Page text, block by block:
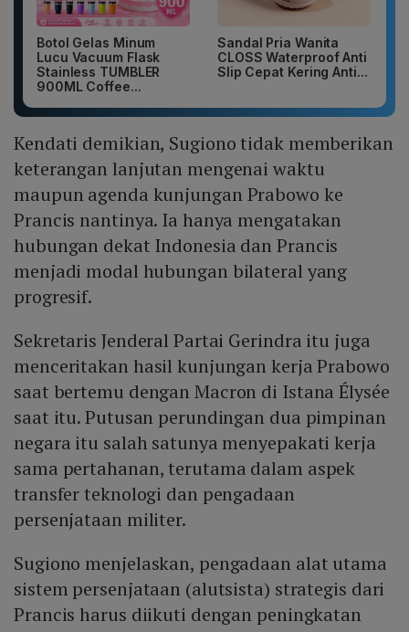
Botol Gelas Minum
Lucu Vacuum Flask
Stainless TUMBLER
900ML Coffee...
Sandal Pria Wanita
CLOSS Waterproof Anti
Slip Cepat Kering Anti...
Kendati demikian, Sugiono tidak memberikan
keterangan lanjutan mengenai waktu
maupun agenda kunjungan Prabowo ke
Prancis nantinya. Ia hanya mengatakan
hubungan dekat Indonesia dan Prancis
menjadi modal hubungan bilateral yang
progresif.
Sekretaris Jenderal Partai Gerindra itu juga
menceritakan hasil kunjungan kerja Prabowo
saat bertemu dengan Macron di Istana Élysée
saat itu. Putusan perundingan dua pimpinan
negara itu salah satunya menyepakati kerja
sama pertahanan, terutama dalam aspek
transfer teknologi dan pengadaan
persenjataan militer.
Sugiono menjelaskan, pengadaan alat utama
sistem persenjataan (alutsista) strategis dari
Prancis harus diikuti dengan peningkatan